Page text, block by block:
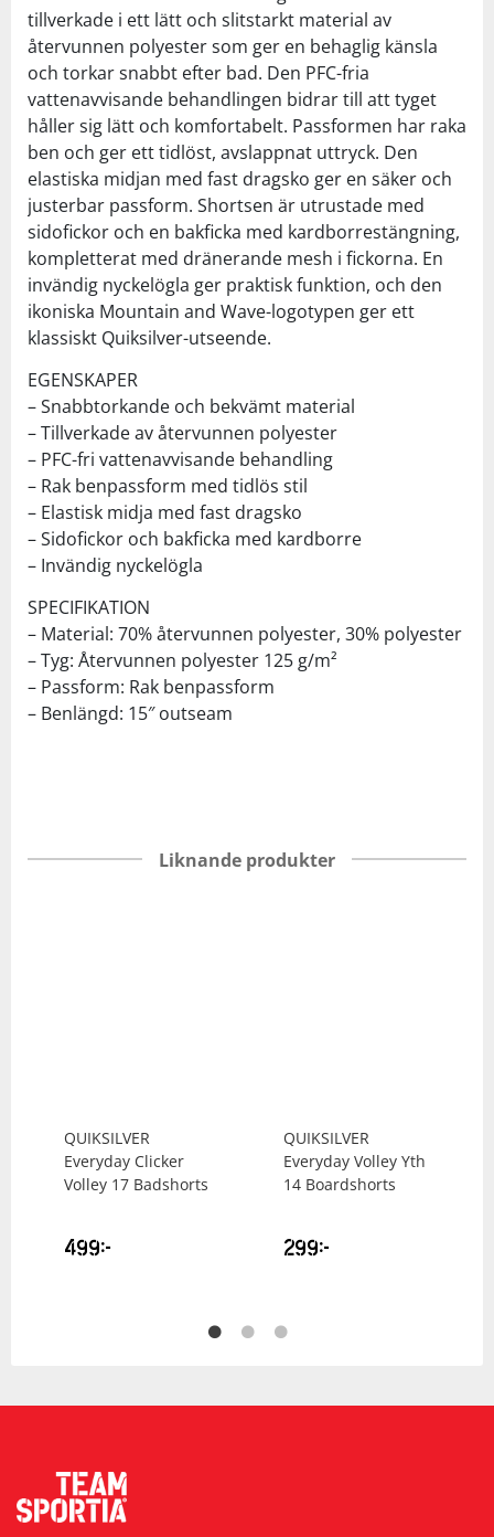
tillverkade i ett lätt och slitstarkt material av
återvunnen polyester som ger en behaglig känsla
och torkar snabbt efter bad. Den PFC-fria
vattenavvisande behandlingen bidrar till att tyget
håller sig lätt och komfortabelt. Passformen har raka
ben och ger ett tidlöst, avslappnat uttryck. Den
elastiska midjan med fast dragsko ger en säker och
justerbar passform. Shortsen är utrustade med
sidofickor och en bakficka med kardborrestängning,
kompletterat med dränerande mesh i fickorna. En
invändig nyckelögla ger praktisk funktion, och den
ikoniska Mountain and Wave-logotypen ger ett
klassiskt Quiksilver-utseende.
EGENSKAPER
– Snabbtorkande och bekvämt material
– Tillverkade av återvunnen polyester
– PFC-fri vattenavvisande behandling
– Rak benpassform med tidlös stil
– Elastisk midja med fast dragsko
– Sidofickor och bakficka med kardborre
– Invändig nyckelögla
SPECIFIKATION
– Material: 70% återvunnen polyester, 30% polyester
– Tyg: Återvunnen polyester 125 g/m²
– Passform: Rak benpassform
– Benlängd: 15″ outseam
Liknande produkter
QUIKSILVER
Everyday Clicker
Volley 17 Badshorts
499kr
QUIKSILVER
Everyday Volley Yth
14 Boardshorts
299kr